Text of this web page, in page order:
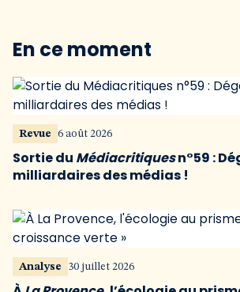
En ce moment
Revue 6 août 2026
Sortie du Médiacritiquesn°59 :
milliardaires des médias !
Analyse 30 juillet 2026